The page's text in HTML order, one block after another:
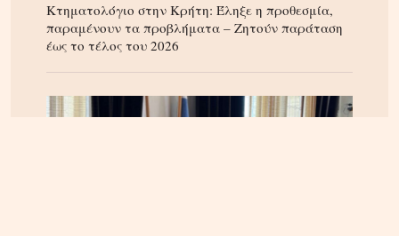
Κτηματολόγιο στην Κρήτη: Έληξε η προθεσμία,
παραμένουν τα προβλήματα – Ζητούν παράταση
έως το τέλος του 2026